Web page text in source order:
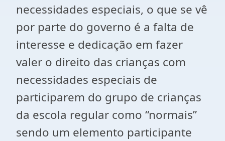
necessidades especiais, o que se vê
por parte do governo é a falta de
interesse e dedicação em fazer
valer o direito das crianças com
necessidades especiais de
participarem do grupo de crianças
da escola regular como “normais”
sendo um elemento participante